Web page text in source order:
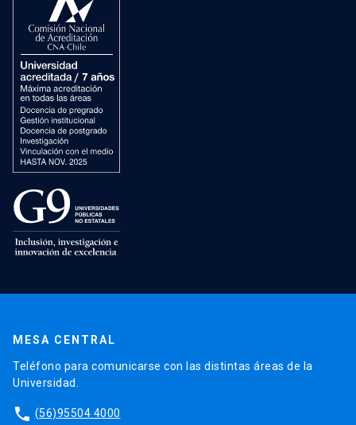
MESA CENTRAL
Teléfono para comunicarse con las distintas áreas de la
Universidad.
phone (56)95504 4000